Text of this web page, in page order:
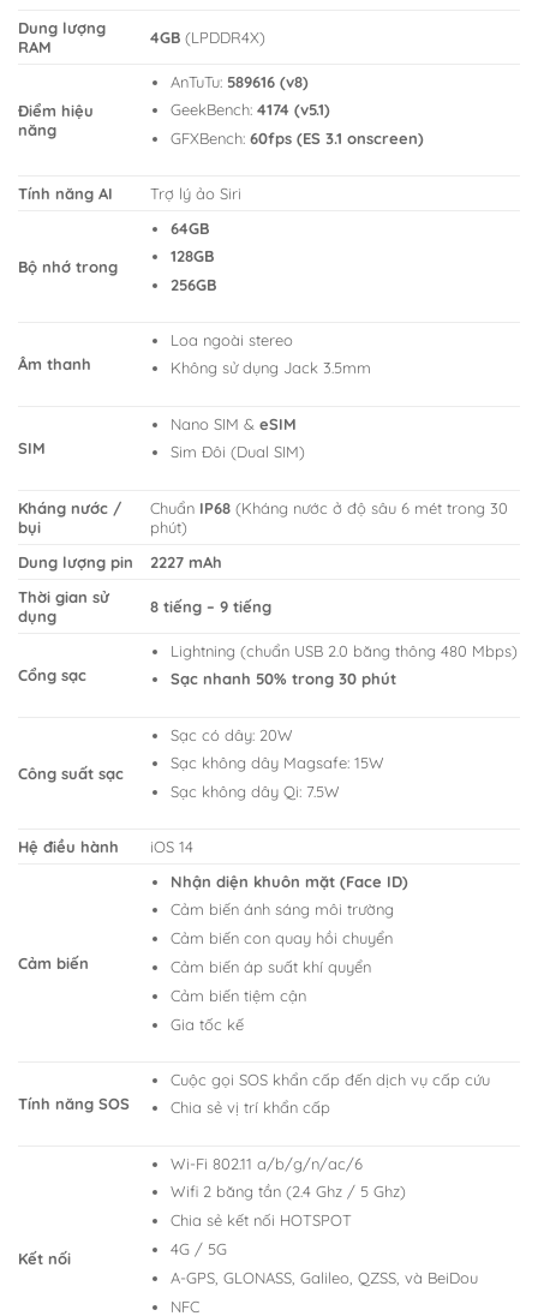
Dung lượng
RAM
4GB (LPDDR4X)
Điểm hiệu
năng
AnTuTu: 589616 (v8)
GeekBench:4174 (v5.1)
GFXBench:60fps (ES 3.1 onscreen)
Tính năng AI Trợ lý ảo Siri
Bộ nhớ trong
64GB
128GB
256GB
Âm thanh
Loa ngoài stereo
Không sử dụng Jack 3.5mm
SIM
Nano SIM &eSIM
Sim Đôi (Dual SIM)
Kháng nước /
bụi
Chuẩn IP68(Kháng nước ở độ sâu 6 mét trong 30
phút)
Dung lượng pin
2227 mAh
Thời gian sử
dụng
8 tiếng – 9 tiếng
Cổng sạc
Lightning (chuẩn USB 2.0 băng thông 480 Mbps)
Sạc nhanh 50% trong 30 phút
Công suất sạc
Sạc có dây: 20W
Sạc không dây Magsafe: 15W
Sạc không dây Qi: 7.5W
Hệ điều hành iOS 14
Cảm biến
Nhận diện khuôn mặt (Face ID)
Cảm biến ánh sáng môi trường
Cảm biến con quay hồi chuyển
Cảm biến áp suất khí quyển
Cảm biến tiệm cận
Gia tốc kế
Tính năng SOS
Cuộc gọi SOS khẩn cấp đến dịch vụ cấp cứu
Chia sẻ vị trí khẩn cấp
Kết nối
Wi-Fi 802.11 a/b/g/n/ac/6
Wifi 2 băng tần (2.4 Ghz / 5 Ghz)
Chia sẻ kết nối HOTSPOT
4G / 5G
A-GPS, GLONASS, Galileo, QZSS, và BeiDou
NFC